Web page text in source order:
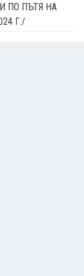
ПО ПЪТЯ НА
Г./